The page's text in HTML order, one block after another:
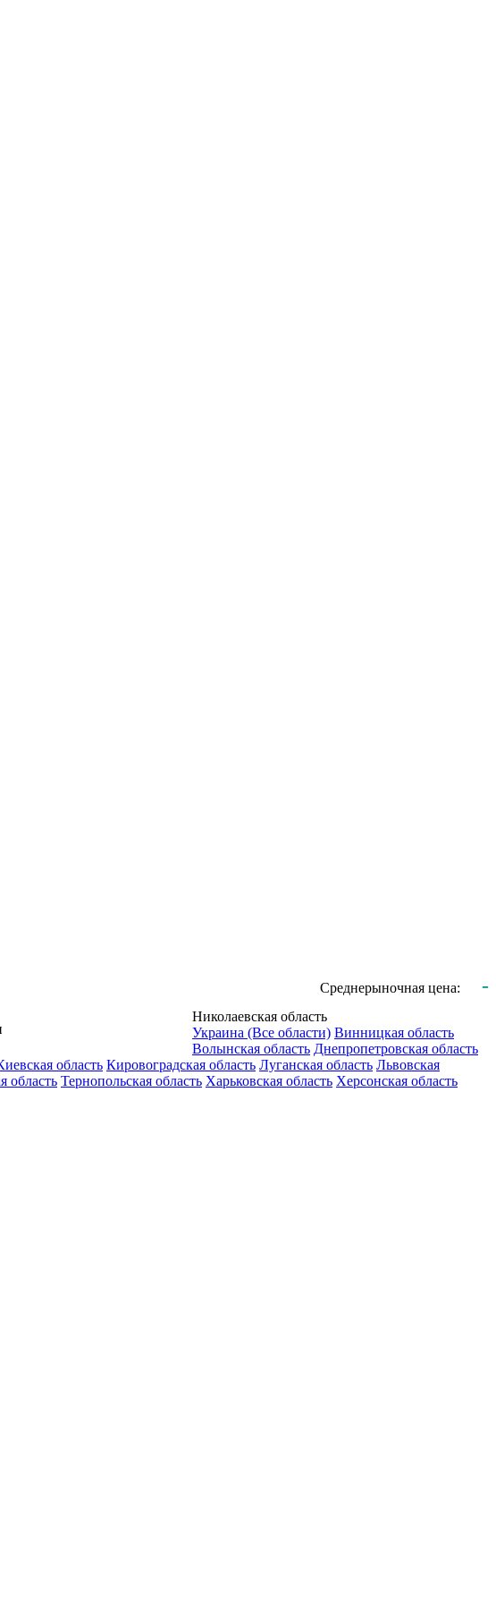
Среднерыночная цена: -
Николаевская область
Украина (Все области) Винницкая область
Волынская область Днепропетровская область
область Кировоградская область Луганская область Львовская
область Тернопольская область Харьковская область Херсонская область